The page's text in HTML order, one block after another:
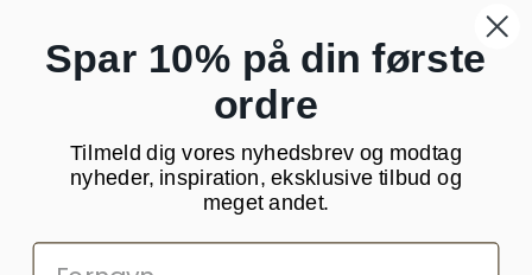
Oversigt
Strandparken 23 st tv
8000 Aarhus C
CVR: 29025002
kundeservice@pashminawear.dk
Spar 10% på din første
ordre
Tilmeld dig vores nyhedsbrev og modtag
nyheder, inspiration, eksklusive tilbud og
meget andet.